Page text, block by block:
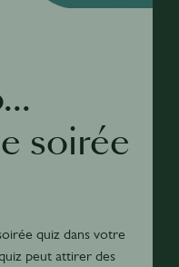
soirée
quiz dans votre
peut attirer des